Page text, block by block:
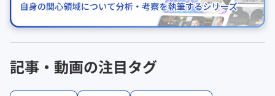
記事・動画の注目タグ